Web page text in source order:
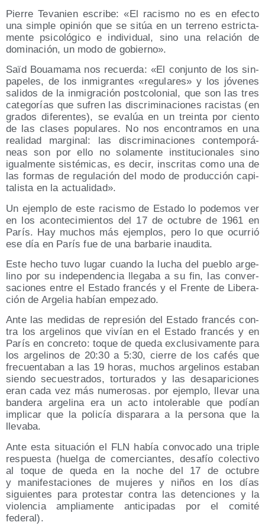
Pie­rre Teva­nien escri­be: «El racis­mo no es en efec­to
una sim­ple opi­nión que se sitúa en un terreno estric­ta­
men­te psi­co­ló­gi­co e indi­vi­dual, sino una rela­ción de
domi­na­ción, un modo de gobierno».
Saïd Boua­ma­ma nos recuer­da: «El con­jun­to de los sin-
pape­les, de los inmi­gran­tes «regu­la­res» y los jóve­nes
sali­dos de la inmi­gra­ción post­co­lo­nial, que son las tres
cate­go­rías que sufren las dis­cri­mi­na­cio­nes racis­tas (en
gra­dos dife­ren­tes), se eva­lúa en un trein­ta por cien­to
de las cla­ses popu­la­res. No nos encon­tra­mos en una
reali­dad mar­gi­nal: las dis­cri­mi­na­cio­nes con­tem­po­rá­
neas son por ello no sola­men­te ins­ti­tu­cio­na­les sino
igual­men­te sis­té­mi­cas, es decir, ins­cri­tas como una de
las for­mas de regu­la­ción del modo de pro­duc­ción capi­
ta­lis­ta en la actualidad».
Un ejem­plo de este racis­mo de Esta­do lo pode­mos ver
en los acon­te­ci­mien­tos del 17 de octu­bre de 1961 en
París. Hay muchos más ejem­plos, pero lo que ocu­rrió
ese día en París fue de una bar­ba­rie inaudita.
Este hecho tuvo lugar cuan­do la lucha del pue­blo arge­
lino por su inde­pen­den­cia lle­ga­ba a su fin, las con­ver­
sa­cio­nes entre el Esta­do fran­cés y el Fren­te de Libe­ra­
ción de Arge­lia habían empezado.
Ante las medi­das de repre­sión del Esta­do fran­cés con­
tra los arge­li­nos que vivían en el Esta­do fran­cés y en
París en con­cre­to: toque de que­da exclu­si­va­men­te para
los arge­li­nos de 20:30 a 5:30, cie­rre de los cafés que
fre­cuen­ta­ban a las 19 horas, muchos arge­li­nos esta­ban
sien­do secues­tra­dos, tor­tu­ra­dos y las des­apa­ri­cio­nes
eran cada vez más nume­ro­sas. por ejem­plo, lle­var una
ban­de­ra arge­li­na era un acto into­le­ra­ble que podían
impli­car que la poli­cía dis­pa­ra­ra a la per­so­na que la
llevaba.
Ante esta situa­ción el FLN había con­vo­ca­do una tri­ple
res­pues­ta (huel­ga de comer­cian­tes, desa­fío colec­ti­vo
al toque de que­da en la noche del 17 de octu­bre
y mani­fes­ta­cio­nes de muje­res y niños en los días
siguien­tes para pro­tes­tar con­tra las deten­cio­nes y la
vio­len­cia amplia­men­te anti­ci­pa­das por el comi­té
federal).